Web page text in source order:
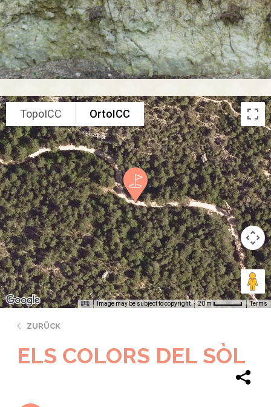
TopoICC OrtoICC
Image may be subject to copyright 20 m Terms
ZURÜCK
ELS COLORS DEL SÒL